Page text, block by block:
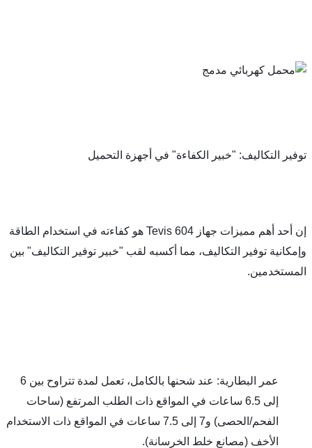
"خبير الكفاءة" في أجهزة التحميل
إن أحد أهم مميزات جهاز Tevis 604 هو كفاءته في استخدام الطاقة
وإمكانية توفير التكاليف، مما أكسبه لقب "خبير توفير التكاليف" بين
إلى 6.5 ساعات في المواقع ذات الطلب المرتفع (ساحات
(مصانع خلط الخرسانة).